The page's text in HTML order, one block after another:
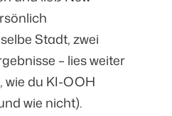
Stadt, zwei
– lies weiter
wie du KI-OOH
wie nicht).